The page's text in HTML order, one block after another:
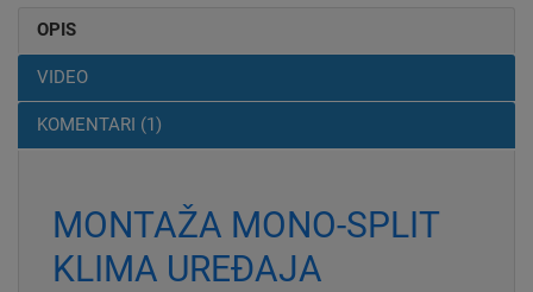
OPIS
VIDEO
KOMENTARI (1)
MONTAŽA MONO-SPLIT
KLIMA UREĐAJA